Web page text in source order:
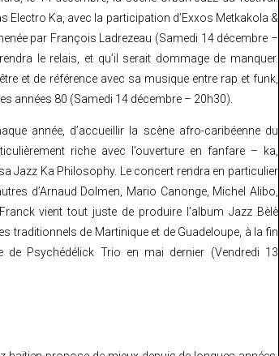
Ka, avec la participation d’Exxos Metkakola &
par François Ladrezeau (Samedi 14 décembre –
le relais, et qu’il serait dommage de manquer.
et de référence avec sa musique entre rap et funk,
années 80 (Samedi 14 décembre – 20h30).
année, d’accueillir la scène afro-caribéenne du
riche avec l’ouverture en fanfare – ka,
Jazz Ka Philosophy. Le concert rendra en particulier
d’Arnaud Dolmen, Mario Canonge, Michel Alibo,
vient tout juste de produire l’album Jazz Bèlè
traditionnels de Martinique et de Guadeloupe, à la fin
de Psychédélick Trio en mai dernier (Vendredi 13